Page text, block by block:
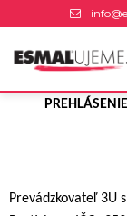
PREHLÁSENIE
Prevádzkovateľ 3U